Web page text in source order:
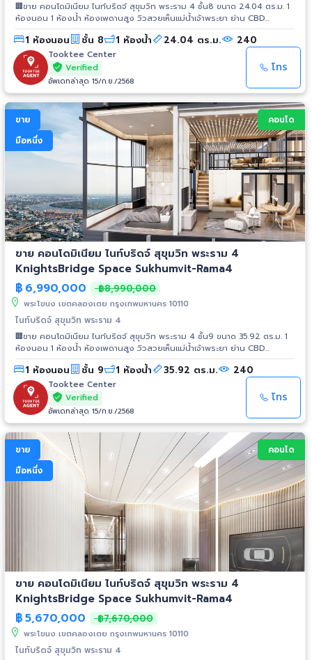
🏢ขาย คอนโดมิเนียม ไนท์บริดจ์ สุขุมวิท พระราม 4 ชั้น8 ขนาด 24.04 ตร.ม. 1
ห้องนอน 1 ห้องน้ำ ห้องเพดานสูง วิวสวยเห็นแม่น้ำเจ้าพระยา ย่าน CBD
สุขุมวิท-พระราม 4✨ 📍สถานที่ใกล้เคียง - รถไฟฟ้า BTS สายสีน้ำเงิน สถานี
พระโขนง 4 นาที 250 เมตร - โรงพยาบาลกล้วยน้ำไท 3 นาที 650 เมตร -
เอ็มควอเทียร์ 15 นาที 4.3 กิโลเมตร - มหาวิทยาลัยกรุงเทพ วิทยาเขต
กล้วยน้ำไท 5 นาที 1.5 กิโลเมตร 📍Business Area - T-One 2.2 กิโลเมตร -
FYI Center 3.8 กิโลเมตร - การไฟฟ้านครหลวง 4.4 กิโลเมตร 📍โรงพยาบาล -
โรงพยาบาลกล้วยน้ำไท 650 เมตร - โรงพยาบาลสุขุมวิท 1.8 กิโลเมตร - โรง
พยาบาลสมิติเวช 3.8 กิโลเมตร 📍ห้างสรรพสินค้า ตลาด - เกทเวย์ เอกมัย 1.5
กิโลเมตร - สวนเพลิน 2.2 กิโลเมตร - บิ๊กซี พระราม 4 3 กิโลเมตร - โลตัส
พระราม 4 2.6 กิโลเมตร 📍สถานศึกษา - มหาวิทยาลัยกรุงเทพ 1.5 กิโลเมตร -
โรงเรียนนานาชาติเอกมัย 3.5 กิโลเมตร
1 ห้องนอน ชั้น 8 1 ห้องน้ำ 24.04 ตร.ม. 240
Tooktee Center
Verified
อัพเดทล่าสุด 15/ก.ย./2568
โทร
ขาย
มือหนึ่ง
คอนโด
ขาย คอนโดมิเนียม ไนท์บริดจ์ สุขุมวิท พระราม 4
KnightsBridge Space Sukhumvit-Rama4
฿ 6,990,000 ฿8,990,000
พระโขนง เขตคลองเตย กรุงเทพมหานคร 10110
ไนท์บริดจ์ สุขุมวิท พระราม 4
🏢ขาย คอนโดมิเนียม ไนท์บริดจ์ สุขุมวิท พระราม 4 ชั้น9 ขนาด 35.92 ตร.ม. 1
ห้องนอน 1 ห้องน้ำ ห้องเพดานสูง วิวสวยเห็นแม่น้ำเจ้าพระยา ย่าน CBD
สุขุมวิท-พระราม 4✨ 📍สถานที่ใกล้เคียง - รถไฟฟ้า BTS สายสีน้ำเงิน สถานี
พระโขนง 4 นาที 250 เมตร - โรงพยาบาลกล้วยน้ำไท 3 นาที 650 เมตร -
เอ็มควอเทียร์ 15 นาที 4.3 กิโลเมตร - มหาวิทยาลัยกรุงเทพ วิทยาเขต
กล้วยน้ำไท 5 นาที 1.5 กิโลเมตร 📍Business Area - T-One 2.2 กิโลเมตร -
FYI Center 3.8 กิโลเมตร - การไฟฟ้านครหลวง 4.4 กิโลเมตร 📍โรงพยาบาล -
โรงพยาบาลกล้วยน้ำไท 650 เมตร - โรงพยาบาลสุขุมวิท 1.8 กิโลเมตร - โรง
พยาบาลสมิติเวช 3.8 กิโลเมตร 📍ห้างสรรพสินค้า ตลาด - เกทเวย์ เอกมัย 1.5
กิโลเมตร - สวนเพลิน 2.2 กิโลเมตร - บิ๊กซี พระราม 4 3 กิโลเมตร - โลตัส
พระราม 4 2.6 กิโลเมตร 📍สถานศึกษา - มหาวิทยาลัยกรุงเทพ 1.5 กิโลเมตร -
โรงเรียนนานาชาติเอกมัย 3.5 กิโลเมตร
1 ห้องนอน ชั้น 9 1 ห้องน้ำ 35.92 ตร.ม. 240
Tooktee Center
Verified
อัพเดทล่าสุด 15/ก.ย./2568
โทร
ขาย
มือหนึ่ง
คอนโด
ขาย คอนโดมิเนียม ไนท์บริดจ์ สุขุมวิท พระราม 4
KnightsBridge Space Sukhumvit-Rama4
฿5,670,000 ฿7,670,000
พระโขนง เขตคลองเตย กรุงเทพมหานคร 10110
ไนท์บริดจ์ สุขุมวิท พระราม 4